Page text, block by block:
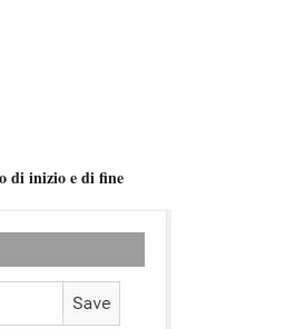
di inizio e di fine